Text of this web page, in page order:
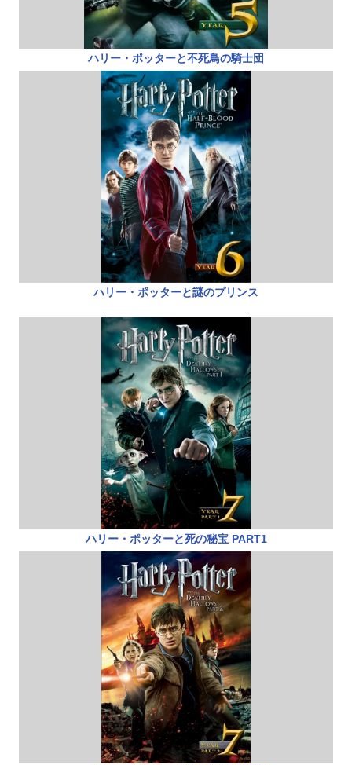
ハリー・ポッターと不死鳥の騎士団
ハリー・ポッターと謎のプリンス
ハリー・ポッターと死の秘宝 PART1